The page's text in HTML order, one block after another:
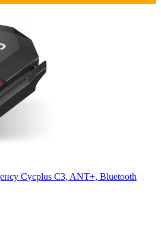
Cycplus C3, ANT+, Bluetooth